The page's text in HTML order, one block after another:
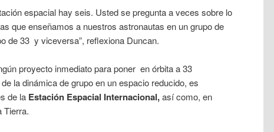
espacial hay seis. Usted se pregunta a veces sobre lo
que enseñamos a nuestros astronautas en un grupo de
de 33 y viceversa”, reflexiona Duncan.
proyecto inmediato para poner en órbita a 33
la dinámica de grupo en un espacio reducido, es
de la Estación Espacial Internacional,así como, en
Tierra.